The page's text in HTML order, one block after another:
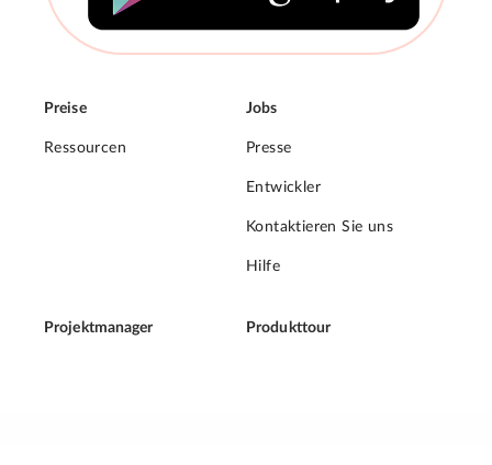
Preise
Ressourcen
Jobs
Presse
Entwickler
Kontaktieren Sie uns
Hilfe
Projektmanager Produkttour